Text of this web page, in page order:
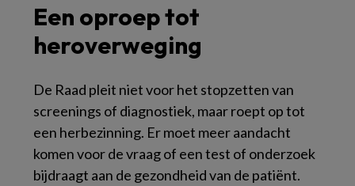
Een oproep tot
heroverweging
De Raad pleit niet voor het stopzetten van
screenings of diagnostiek, maar roept op tot
een herbezinning. Er moet meer aandacht
komen voor de vraag of een test of onderzoek
bijdraagt aan de gezondheid van de patiënt.